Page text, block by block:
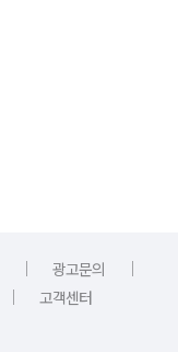
｜ 광고문의
｜
｜ 고객센터